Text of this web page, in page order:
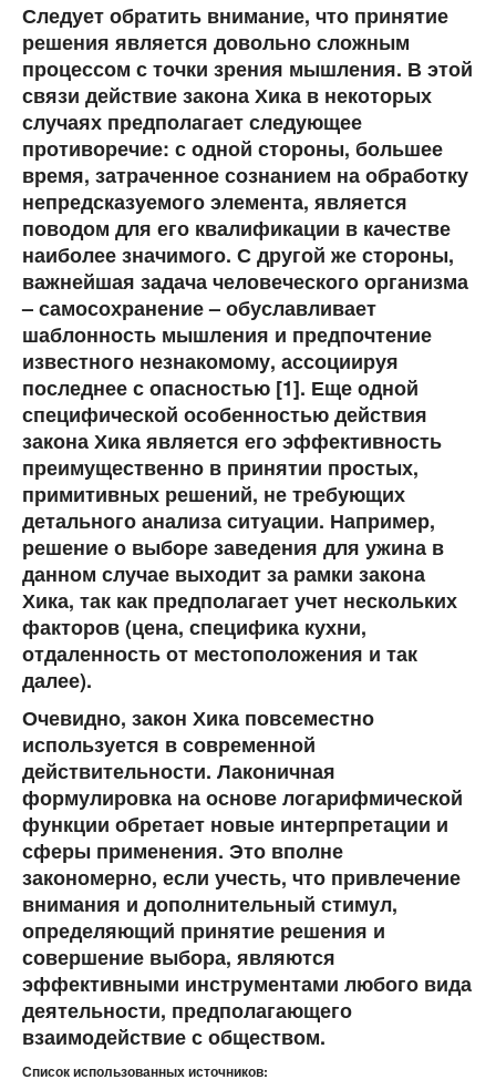
Следует обратить внимание, что принятие
решения является довольно сложным
процессом с точки зрения мышления. В этой
связи действие закона Хика в некоторых
случаях предполагает следующее
противоречие: с одной стороны, большее
время, затраченное сознанием на обработку
непредсказуемого элемента, является
поводом для его квалификации в качестве
наиболее значимого. С другой же стороны,
важнейшая задача человеческого организма
– самосохранение – обуславливает
шаблонность мышления и предпочтение
известного незнакомому, ассоциируя
последнее с опасностью [1]. Еще одной
специфической особенностью действия
закона Хика является его эффективность
преимущественно в принятии простых,
примитивных решений, не требующих
детального анализа ситуации. Например,
решение о выборе заведения для ужина в
данном случае выходит за рамки закона
Хика, так как предполагает учет нескольких
факторов (цена, специфика кухни,
отдаленность от местоположения и так
далее).
Очевидно, закон Хика повсеместно
используется в современной
действительности. Лаконичная
формулировка на основе логарифмической
функции обретает новые интерпретации и
сферы применения. Это вполне
закономерно, если учесть, что привлечение
внимания и дополнительный стимул,
определяющий принятие решения и
совершение выбора, являются
эффективными инструментами любого вида
деятельности, предполагающего
взаимодействие с обществом.
Список использованных источников: